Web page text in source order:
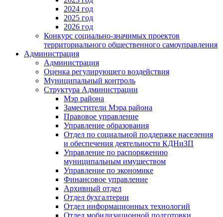
2024 год
2025 год
2026 год
Конкурс социально-значимых проектов
территориального общественного самоуправления
Администрация
Администрация
Оценка регулирующего воздействия
Муниципальный контроль
Структура Администрации
Мэр района
Заместители Мэра района
Правовое управление
Управление образования
Отдел по социальной поддержке населения
и обеспечения деятельности КДНиЗП
Управление по распоряжению
муниципальным имуществом
Управление по экономике
Финансовое управление
Архивный отдел
Отдел бухгалтерии
Отдел информационных технологий
Отдел мобилизационной подготовки